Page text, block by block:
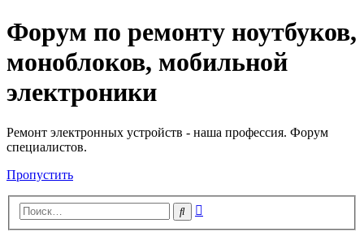
Регистрация
Форум по ремонту ноутбуков,
моноблоков, мобильной
электроники
Ремонт электронных устройств - наша профессия. Форум
специалистов.
Пропустить
Поиск